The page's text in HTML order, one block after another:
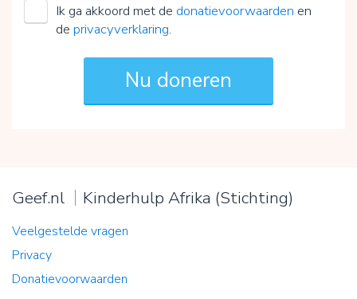
Ik ga akkoord met de donatievoorwaarden en
de privacyverklaring.
Geef.nl Kinderhulp Afrika (Stichting)
Veelgestelde vragen
Privacy
Donatievoorwaarden